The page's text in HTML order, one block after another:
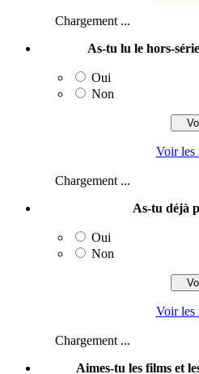
Chargement ...
As-tu lu le hors-
Oui
Non
Voir les
Chargement ...
As-tu déjà
Oui
Non
Voir les
Chargement ...
Aimes-tu les films et